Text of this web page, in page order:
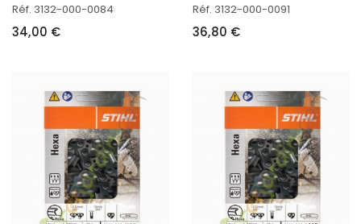
Réf. 3132-000-0084
34,00 €
Réf. 3132-000-0091
36,80 €